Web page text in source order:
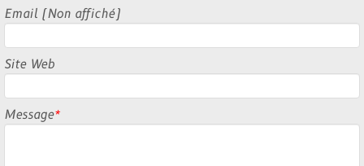
Email (Non affiché)
Site Web
Message*